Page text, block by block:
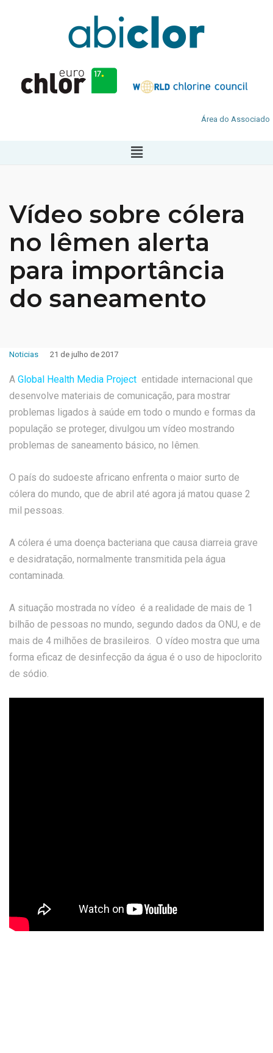
Área do Associado
Vídeo sobre cólera
no Iêmen alerta
para importância
do saneamento
Noticias 21 de julho de 2017
A Global Health Media Project entidade internacional que
desenvolve materiais de comunicação, para mostrar
problemas ligados à saúde em todo o mundo e formas da
população se proteger, divulgou um vídeo mostrando
problemas de saneamento básico, no Iêmen.
O país do sudoeste africano enfrenta o maior surto de
cólera do mundo, que de abril até agora já matou quase 2
mil pessoas.
A cólera é uma doença bacteriana que causa diarreia grave
e desidratação, normalmente transmitida pela água
contaminada.
A situação mostrada no vídeo é a realidade de mais de 1
bilhão de pessoas no mundo, segundo dados da ONU, e de
mais de 4 milhões de brasileiros. O vídeo mostra que uma
forma eficaz de desinfecção da água é o uso de hipoclorito
de sódio.